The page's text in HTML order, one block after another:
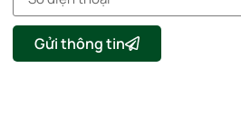
Gửi thông tin